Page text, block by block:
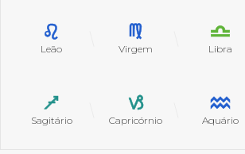
Leão Virgem Libra
Sagitário Capricórnio Aquário